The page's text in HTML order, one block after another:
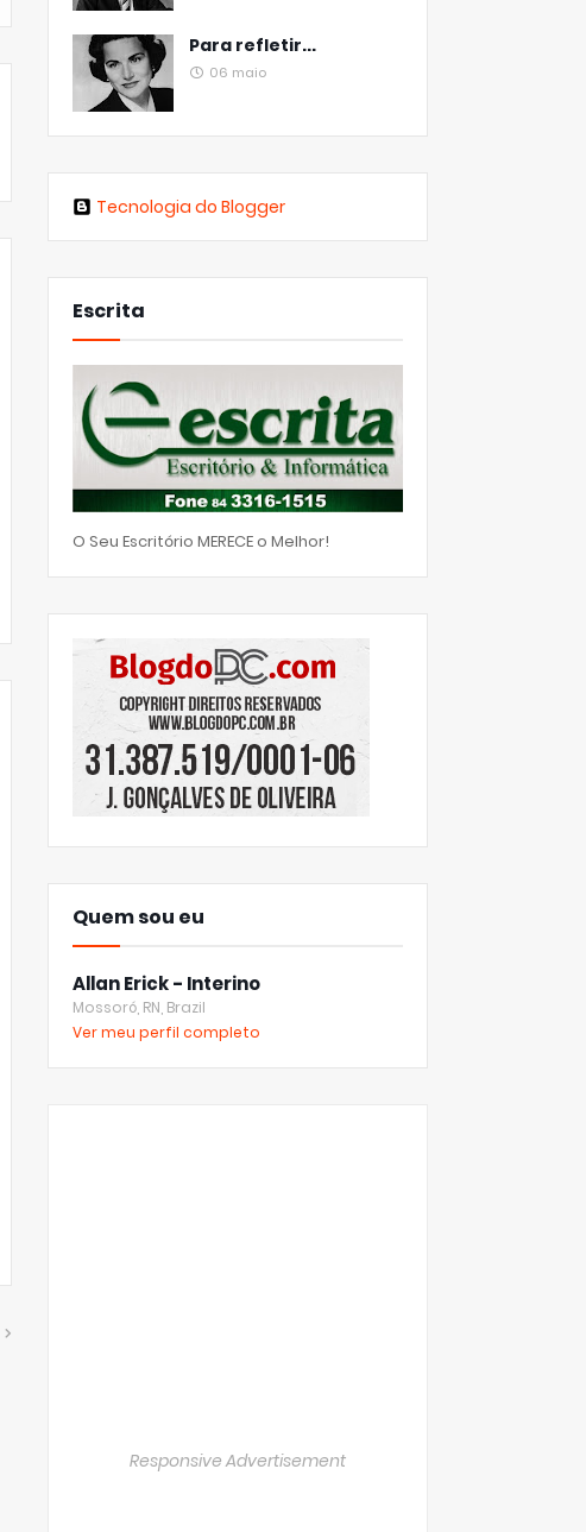
Para refletir...
06 maio
Tecnologia do Blogger
Escrita
O Seu Escritório MERECE o Melhor!
Quem sou eu
Allan Erick - Interino
Mossoró, RN, Brazil
Ver meu perfil completo
Responsive Advertisement